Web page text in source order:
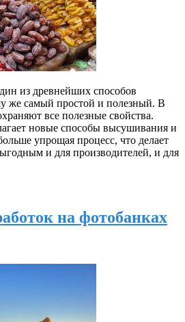
из древнейших способов
же самый простой и полезный. В
все полезные свойства.
новые способы высушивания и
упрощая процесс, что делает
и для производителей, и для
на фотобанках